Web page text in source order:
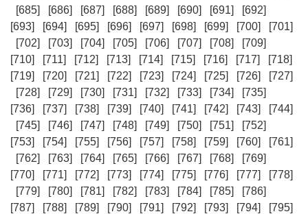
[685]
[686] [687] [688] [689] [690] [691]
[692]
[693]
[694] [695] [696] [697] [698] [699] [700]
[701]
[702]
[703] [704] [705] [706] [707] [708]
[709]
[710]
[711] [712] [713] [714] [715] [716] [717]
[718]
[719]
[720] [721] [722] [723] [724] [725] [726]
[727]
[728]
[729] [730] [731] [732] [733] [734]
[735]
[736]
[737] [738] [739] [740] [741] [742] [743]
[744]
[745]
[746] [747] [748] [749] [750] [751]
[752]
[753]
[754] [755] [756] [757] [758] [759] [760]
[761]
[762]
[763] [764] [765] [766] [767] [768]
[769]
[770]
[771] [772] [773] [774] [775] [776] [777]
[778]
[779]
[780] [781] [782] [783] [784] [785]
[786]
[787]
[788] [789] [790] [791] [792] [793] [794]
[795]